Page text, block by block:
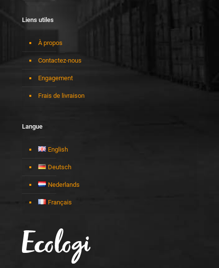
Liens utiles
À propos
Contactez-nous
Engagement
Frais de livraison
Langue
English
Deutsch
Nederlands
Français